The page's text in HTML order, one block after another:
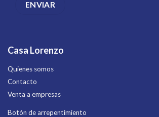
Casa Lorenzo
Quienes somos
Contacto
Venta a empresas
Botón de arrepentimiento